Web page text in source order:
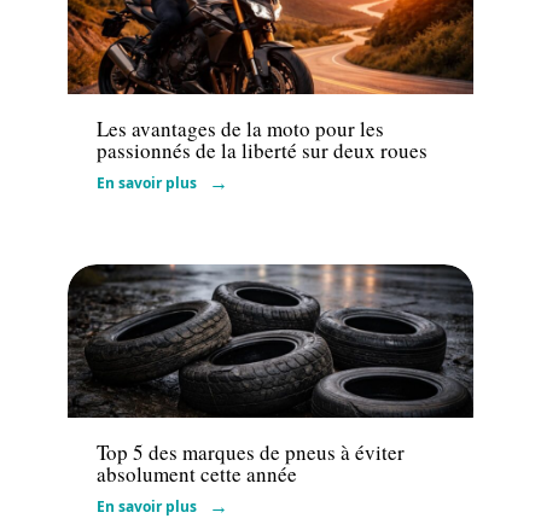
Moto
Les avantages de la moto pour les
passionnés de la liberté sur deux roues
En savoir plus
Actu
Top 5 des marques de pneus à éviter
absolument cette année
En savoir plus